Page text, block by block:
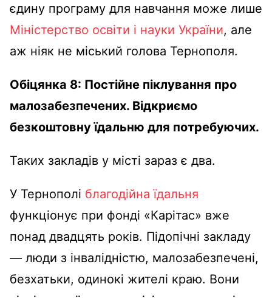
єдину програму для навчання може лише
Міністерство освіти і науки України, але
аж ніяк не міський голова Тернополя.
Обіцянка 8: Постійне піклування про
малозабезпечених. Відкриємо
безкоштовну їдальню для потребуючих.
Таких закладів у місті зараз є два.
У Тернополі благодійна їдальня
функціонує при фонді «Карітас» вже
понад двадцять років. Підопічні закладу
— люди з інвалідністю, малозабезпечені,
безхатьки, одинокі жителі краю. Вони